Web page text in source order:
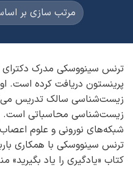
ترنس سینووسکی مدرک دکترای
پرینستون دریافت کرده است.
زیست‌شناسی سالک تدریس
زیست‌شناسی محاسباتی است.
شبکه‌های نورونی و علوم
ترنس سینووسکی با همکاری
کتاب «یادگیری را یاد بگیرید»